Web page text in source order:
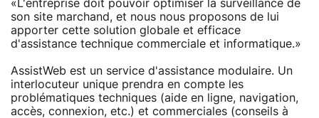
«L'entreprise doit pouvoir optimiser la surveillance de
son site marchand, et nous nous proposons de lui
apporter cette solution globale et efficace
d'assistance technique commerciale et informatique.»
AssistWeb est un service d'assistance modulaire. Un
interlocuteur unique prendra en compte les
problématiques techniques (aide en ligne, navigation,
accès, connexion, etc.) et commerciales (conseils à